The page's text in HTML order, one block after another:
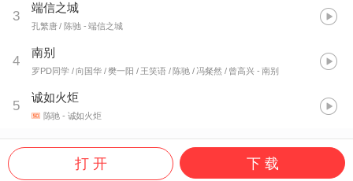
3
端信之城
孔繁唐 / 陈驰- 端信之城
4
南别
罗PD同学 / 向国华 / 樊一阳 / 王笑语 / 陈驰 / 冯粲然 / 曾高兴 - 南别
5
诚如火炬
陈驰 - 诚如火炬
打 开 下 载